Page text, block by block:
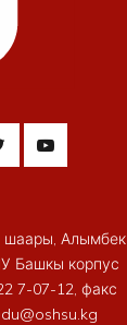
шаары, Алымбек
Башкы корпус
7-07-12, факс